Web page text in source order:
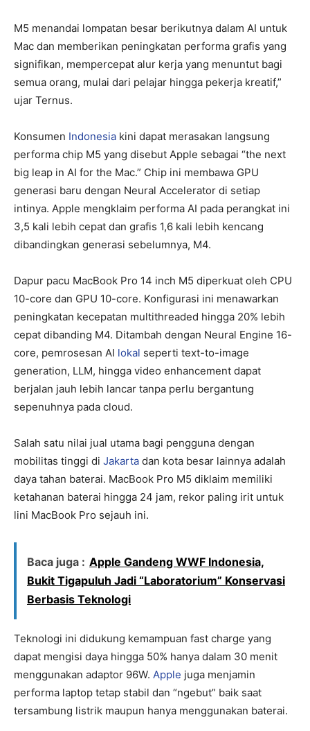
M5 menandai lompatan besar berikutnya dalam AI untuk
Mac dan memberikan peningkatan performa grafis yang
signifikan, mempercepat alur kerja yang menuntut bagi
semua orang, mulai dari pelajar hingga pekerja kreatif,”
ujar Ternus.
Konsumen Indonesia kini dapat merasakan langsung
performa chip M5 yang disebut Apple sebagai “the next
big leap in AI for the Mac.” Chip ini membawa GPU
generasi baru dengan Neural Accelerator di setiap
intinya. Apple mengklaim performa AI pada perangkat ini
3,5 kali lebih cepat dan grafis 1,6 kali lebih kencang
dibandingkan generasi sebelumnya, M4.
Dapur pacu MacBook Pro 14 inch M5 diperkuat oleh CPU
10-core dan GPU 10-core. Konfigurasi ini menawarkan
peningkatan kecepatan multithreaded hingga 20% lebih
cepat dibanding M4. Ditambah dengan Neural Engine 16-
core, pemrosesan AI lokal seperti text-to-image
generation, LLM, hingga video enhancement dapat
berjalan jauh lebih lancar tanpa perlu bergantung
sepenuhnya pada cloud.
Salah satu nilai jual utama bagi pengguna dengan
mobilitas tinggi di Jakarta dan kota besar lainnya adalah
daya tahan baterai. MacBook Pro M5 diklaim memiliki
ketahanan baterai hingga 24 jam, rekor paling irit untuk
lini MacBook Pro sejauh ini.
Baca juga : Apple Gandeng WWF Indonesia,
Bukit Tigapuluh Jadi “Laboratorium” Konservasi
Berbasis Teknologi
Teknologi ini didukung kemampuan fast charge yang
dapat mengisi daya hingga 50% hanya dalam 30 menit
menggunakan adaptor 96W. Apple juga menjamin
performa laptop tetap stabil dan “ngebut” baik saat
tersambung listrik maupun hanya menggunakan baterai.